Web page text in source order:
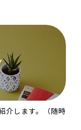
介します。（随時